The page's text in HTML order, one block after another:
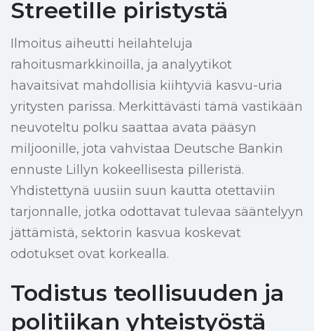
Streetille piristystä
Ilmoitus aiheutti heilahteluja
rahoitusmarkkinoilla, ja analyytikot
havaitsivat mahdollisia kiihtyviä kasvu-uria
yritysten parissa. Merkittävästi tämä vastikään
neuvoteltu polku saattaa avata pääsyn
miljoonille, jota vahvistaa Deutsche Bankin
ennuste Lillyn kokeellisesta pilleristä.
Yhdistettynä uusiin suun kautta otettaviin
tarjonnalle, jotka odottavat tulevaa sääntelyyn
jättämistä, sektorin kasvua koskevat
odotukset ovat korkealla.
Todistus teollisuuden ja
politiikan yhteistyöstä